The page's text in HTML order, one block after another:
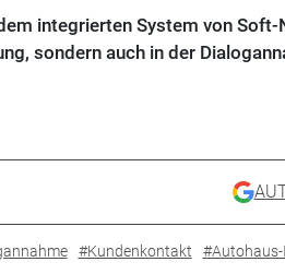
integrierten System von Soft-
sondern auch in der
#Kundenkontakt #Autohaus-